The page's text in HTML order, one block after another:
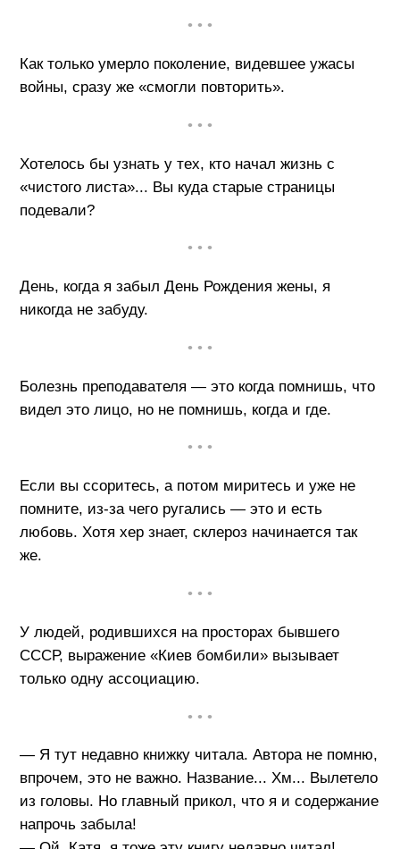
• • •
Как только умерло поколение, видевшее ужасы
войны, сразу же «смогли повторить».
• • •
Хотелось бы узнать у тех, кто начал жизнь с
«чистого листа»... Вы куда старые страницы
подевали?
• • •
День, когда я забыл День Рождения жены, я
никогда не забуду.
• • •
Болезнь преподавателя — это когда помнишь, что
видел это лицо, но не помнишь, когда и где.
• • •
Если вы ссоритесь, а потом миритесь и уже не
помните, из-за чего ругались — это и есть
любовь. Хотя хер знает, склероз начинается так
же.
• • •
У людей, родившихся на просторах бывшего
СССР, выражение «Киев бомбили» вызывает
только одну ассоциацию.
• • •
— Я тут недавно книжку читала. Автора не помню,
впрочем, это не важно. Название... Хм... Вылетело
из головы. Но главный прикол, что я и содержание
напрочь забыла!